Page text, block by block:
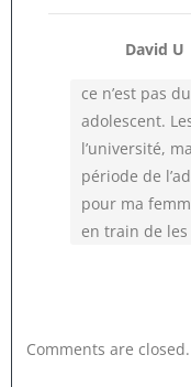
David U
ce n’est pas
adolescent.
l’université,
période de
pour ma
en train de
Comments are closed.